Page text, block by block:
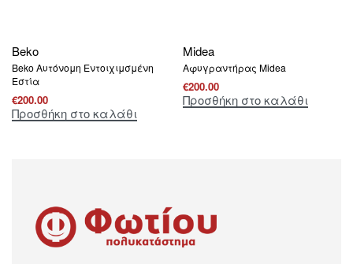
Beko
Beko Aυτόνομη Eντοιχιμσμένη
Εστία
€200.00
Προσθήκη στο καλάθι
Midea
Αφυγραντήρας Midea
€200.00
Προσθήκη στο καλάθι